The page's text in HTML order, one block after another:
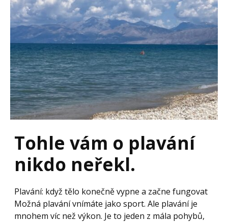
Tohle vám o plavání
nikdo neřekl.
Plavání: když tělo konečně vypne a začne fungovat
Možná plavání vnímáte jako sport. Ale plavání je
mnohem víc než výkon. Je to jeden z mála pohybů,